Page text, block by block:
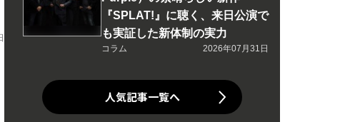
『SPLAT!』に聴く、来日公演で
も実証した新体制の実力
コラム 2026年07月31日
人気記事一覧へ